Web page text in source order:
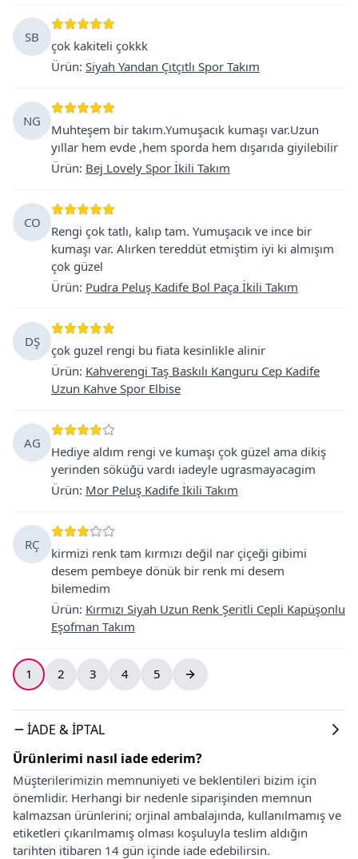
SB
çok kakiteli çokkk
Ürün: Siyah Yandan Çıtçıtlı Spor Takım
NG
Muhteşem bir takım.Yumuşacık kumaşı var.Uzun
yıllar hem evde ,hem sporda hem dışarıda giyilebilir
Ürün: Bej Lovely Spor İkili Takım
CO
Rengi çok tatlı, kalıp tam. Yumuşacık ve ince bir
kumaşı var. Alırken tereddüt etmiştim iyi ki almışım
çok güzel
Ürün: Pudra Peluş Kadife Bol Paça İkili Takım
DŞ
çok guzel rengi bu fiata kesinlikle alinir
Ürün: Kahverengi Taş Baskılı Kanguru Cep Kadife
Uzun Kahve Spor Elbise
AG
Hediye aldım rengi ve kumaşı çok güzel ama dikiş
yerinden söküğü vardı iadeyle ugrasmayacagim
Ürün: Mor Peluş Kadife İkili Takım
RÇ
kirmizi renk tam kırmızı değil nar çiçeği gibimi
desem pembeye dönük bir renk mi desem
bilemedim
Ürün: Kırmızı Siyah Uzun Renk Şeritli Cepli Kapüşonlu
Eşofman Takım
1 2 3 4 5
İADE & İPTAL
Ürünlerimi nasıl iade ederim?
Müşterilerimizin memnuniyeti ve beklentileri bizim için
önemlidir. Herhangi bir nedenle siparişinden memnun
kalmazsan ürünlerini; orjinal ambalajında, kullanılmamış ve
etiketleri çıkarılmamış olması koşuluyla teslim aldığın
tarihten itibaren 14 gün içinde iade edebilirsin.